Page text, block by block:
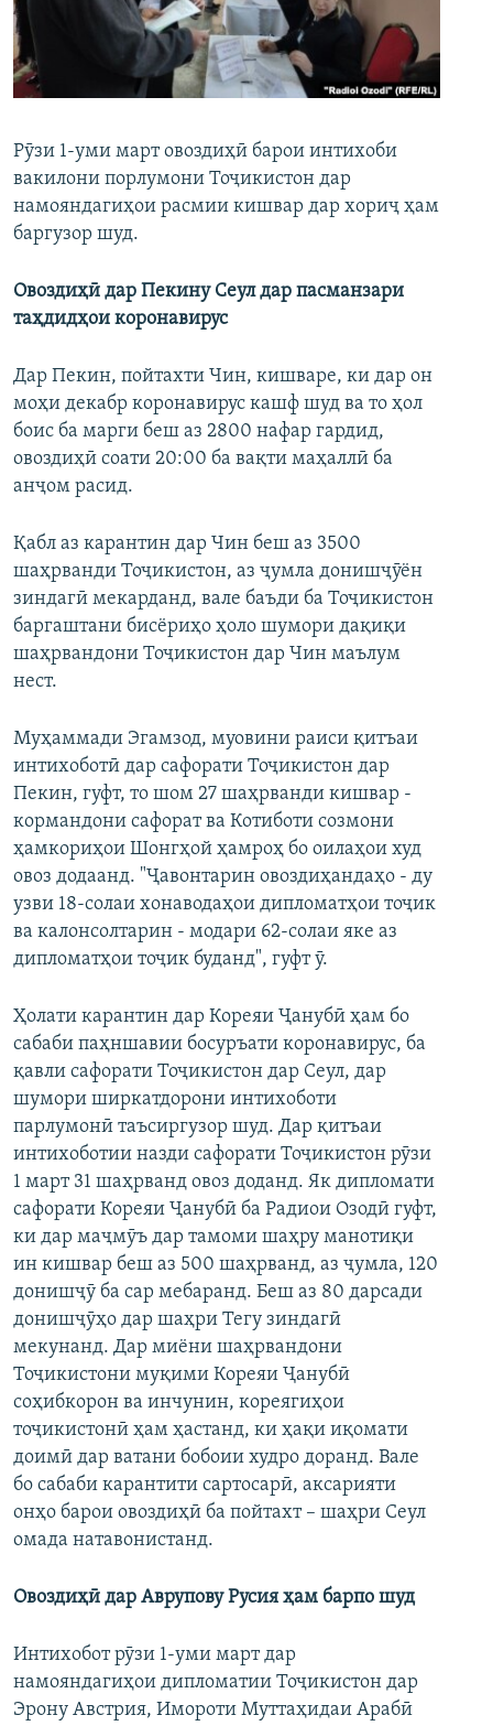
ГУЗОРИШҲОИ РАДИОӢ
Русский
ПАЙГИРӢ КУНЕД
Ҳамаи сомонаҳои RFE/RL
Рӯзи 1-уми март овоздиҳӣ барои интихоби
вакилони порлумони Тоҷикистон дар
намояндагиҳои расмии кишвар дар хориҷ ҳам
баргузор шуд.
Овоздиҳӣ дар Пекину Сеул дар пасманзари
таҳдидҳои коронавирус
Дар Пекин, пойтахти Чин, кишваре, ки дар он
моҳи декабр коронавирус кашф шуд ва то ҳол
боис ба марги беш аз 2800 нафар гардид,
овоздиҳӣ соати 20:00 ба вақти маҳаллӣ ба
анҷом расид.
Қабл аз карантин дар Чин беш аз 3500
шаҳрванди Тоҷикистон, аз ҷумла донишҷӯён
зиндагӣ мекарданд, вале баъди ба Тоҷикистон
баргаштани бисёриҳо ҳоло шумори дақиқи
шаҳрвандони Тоҷикистон дар Чин маълум
нест.
Муҳаммади Эгамзод, муовини раиси қитъаи
интихоботӣ дар сафорати Тоҷикистон дар
Пекин, гуфт, то шом 27 шаҳрванди кишвар -
кормандони сафорат ва Котиботи созмони
ҳамкориҳои Шонгҳой ҳамроҳ бо оилаҳои худ
овоз додаанд. "Ҷавонтарин овоздиҳандаҳо - ду
узви 18-солаи хонаводаҳои дипломатҳои тоҷик
ва калонсолтарин - модари 62-солаи яке аз
дипломатҳои тоҷик буданд", гуфт ӯ.
Ҳолати карантин дар Кореяи Ҷанубӣ ҳам бо
сабаби паҳншавии босуръати коронавирус, ба
қавли сафорати Тоҷикистон дар Сеул, дар
шумори ширкатдорони интихоботи
парлумонӣ таъсиргузор шуд. Дар қитъаи
интихоботии назди сафорати Тоҷикистон рӯзи
1 март 31 шаҳрванд овоз доданд. Як дипломати
сафорати Кореяи Ҷанубӣ ба Радиои Озодӣ гуфт,
ки дар маҷмӯъ дар тамоми шаҳру манотиқи
ин кишвар беш аз 500 шаҳрванд, аз ҷумла, 120
донишҷӯ ба сар мебаранд. Беш аз 80 дарсади
донишҷӯҳо дар шаҳри Тегу зиндагӣ
мекунанд. Дар миёни шаҳрвандони
Тоҷикистони муқими Кореяи Ҷанубӣ
соҳибкорон ва инчунин, кореягиҳои
тоҷикистонӣ ҳам ҳастанд, ки ҳақи иқомати
доимӣ дар ватани бобоии худро доранд. Вале
бо сабаби карантити сартосарӣ, аксарияти
онҳо барои овоздиҳӣ ба пойтахт – шаҳри Сеул
омада натавонистанд.
Овоздиҳӣ дар Аврупову Русия ҳам барпо шуд
Интихобот рӯзи 1-уми март дар
намояндагиҳои дипломатии Тоҷикистон дар
Эрону Австрия, Имороти Муттаҳидаи Арабӣ